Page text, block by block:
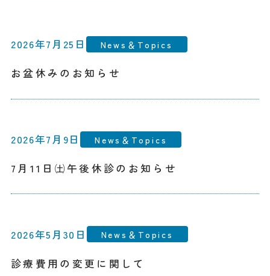
2026年7月25日 News＆Topics
お盆休みのお知らせ
2026年7月9日 News＆Topics
7月11日㈯午後休診のお知らせ
2026年5月30日 News＆Topics
診療費用の変更に関して